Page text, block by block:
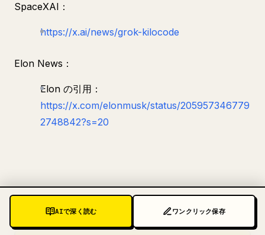
SpaceXAI：
https://x.ai/news/grok-kilocode
Elon News：
Elon の引用：
https://x.com/elonmusk/status/205957346779
2748842?s=20
AIで深く読む ワンクリック保存